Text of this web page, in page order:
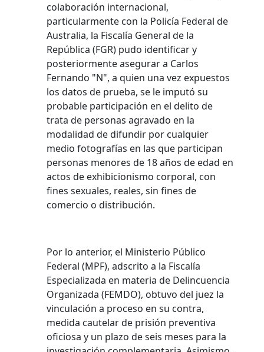
colaboración internacional,
particularmente con la Policía Federal de
Australia, la Fiscalía General de la
República (FGR) pudo identificar y
posteriormente asegurar a Carlos
Fernando "N", a quien una vez expuestos
los datos de prueba, se le imputó su
probable participación en el delito de
trata de personas agravado en la
modalidad de difundir por cualquier
medio fotografías en las que participan
personas menores de 18 años de edad en
actos de exhibicionismo corporal, con
fines sexuales, reales, sin fines de
comercio o distribución.
Por lo anterior, el Ministerio Público
Federal (MPF), adscrito a la Fiscalía
Especializada en materia de Delincuencia
Organizada (FEMDO), obtuvo del juez la
vinculación a proceso en su contra,
medida cautelar de prisión preventiva
oficiosa y un plazo de seis meses para la